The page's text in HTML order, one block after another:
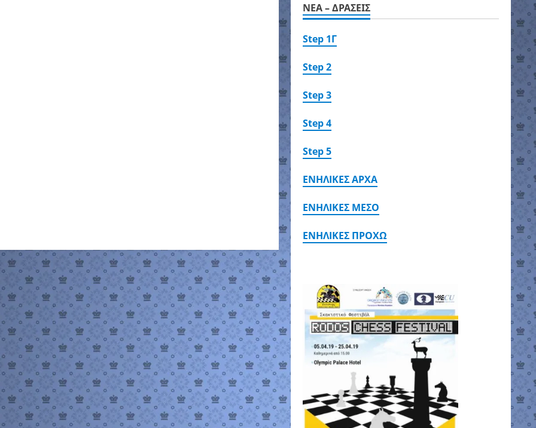
NEA – ΔΡΑΣΕΙΣ
Step 1Γ
Step 2
Step 3
Step 4
Step 5
ΕΝΗΛΙΚΕΣ ΑΡΧΑ
ΕΝΗΛΙΚΕΣ ΜΕΣΟ
ΕΝΗΛΙΚΕΣ ΠΡΟΧΩ